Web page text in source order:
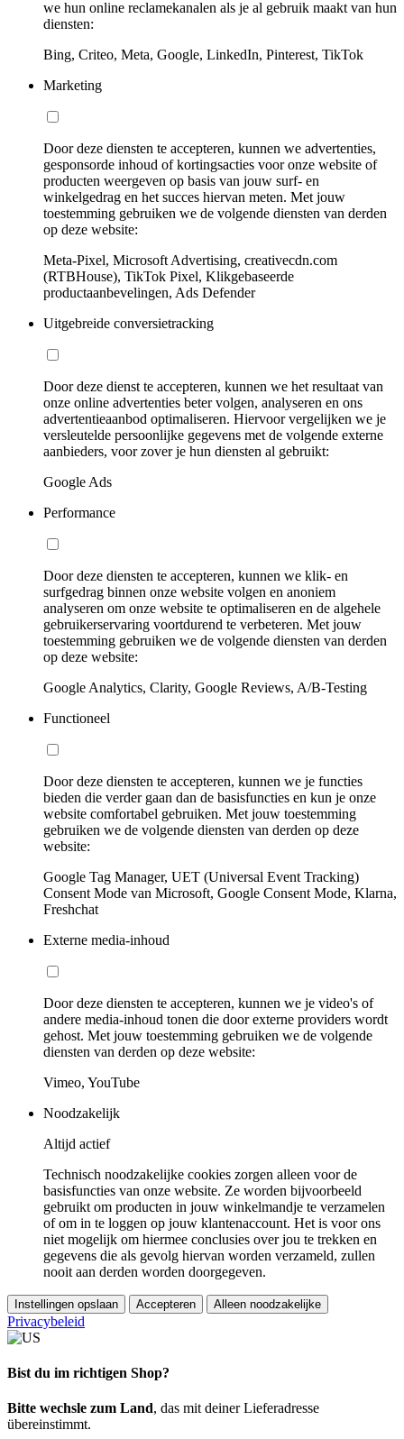
we hun online reclamekanalen als je al gebruik maakt van hun
diensten:
Bing, Criteo, Meta, Google, LinkedIn, Pinterest, TikTok
Marketing
Door deze diensten te accepteren, kunnen we advertenties,
gesponsorde inhoud of kortingsacties voor onze website of
producten weergeven op basis van jouw surf- en
winkelgedrag en het succes hiervan meten. Met jouw
toestemming gebruiken we de volgende diensten van derden
op deze website:
Meta-Pixel, Microsoft Advertising, creativecdn.com
(RTBHouse), TikTok Pixel, Klikgebaseerde
productaanbevelingen, Ads Defender
Uitgebreide conversietracking
Door deze dienst te accepteren, kunnen we het resultaat van
onze online advertenties beter volgen, analyseren en ons
advertentieaanbod optimaliseren. Hiervoor vergelijken we je
versleutelde persoonlijke gegevens met de volgende externe
aanbieders, voor zover je hun diensten al gebruikt:
Google Ads
Performance
Door deze diensten te accepteren, kunnen we klik- en
surfgedrag binnen onze website volgen en anoniem
analyseren om onze website te optimaliseren en de algehele
gebruikerservaring voortdurend te verbeteren. Met jouw
toestemming gebruiken we de volgende diensten van derden
op deze website:
Google Analytics, Clarity, Google Reviews, A/B-Testing
Functioneel
Door deze diensten te accepteren, kunnen we je functies
bieden die verder gaan dan de basisfuncties en kun je onze
website comfortabel gebruiken. Met jouw toestemming
gebruiken we de volgende diensten van derden op deze
website:
Google Tag Manager, UET (Universal Event Tracking)
Consent Mode van Microsoft, Google Consent Mode, Klarna,
Freshchat
Externe media-inhoud
Door deze diensten te accepteren, kunnen we je video's of
andere media-inhoud tonen die door externe providers wordt
gehost. Met jouw toestemming gebruiken we de volgende
diensten van derden op deze website:
Vimeo, YouTube
Noodzakelijk
Altijd actief
Technisch noodzakelijke cookies zorgen alleen voor de
basisfuncties van onze website. Ze worden bijvoorbeeld
gebruikt om producten in jouw winkelmandje te verzamelen
of om in te loggen op jouw klantenaccount. Het is voor ons
niet mogelijk om hiermee conclusies over jou te trekken en
gegevens die als gevolg hiervan worden verzameld, zullen
nooit aan derden worden doorgegeven.
Instellingen opslaan Accepteren Alleen noodzakelijke
Privacybeleid
Bist du im richtigen Shop?
Bitte wechsle zum Land, das mit deiner Lieferadresse
übereinstimmt.